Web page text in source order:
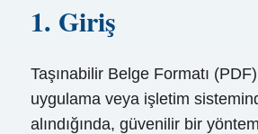
1. Giriş
Taşınabilir Belge Formatı
uygulama veya işletim
alındığında, güvenilir bir